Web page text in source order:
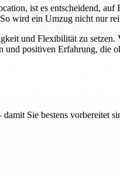
ist es entscheidend,
wird ein Umzug nicht nur
und Flexibilität zu
positiven Erfahrung, die
Sie bestens vorbereitet